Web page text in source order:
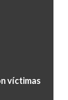
víctimas